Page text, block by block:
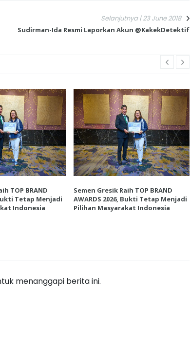
Selanjutnya | 23 June 2018
Sudirman-Ida Resmi Laporkan Akun @KakekDetektif
TOP BRAND
Tetap Menjadi
Indonesia
Semen Gresik Raih TOP BRAND
AWARDS 2026, Bukti Tetap Menjadi
Pilihan Masyarakat Indonesia
menanggapi berita ini.
INI CARA UMAT KRISTIANI SALATIGA
JAGA KERUKUNAN SAMBUT NATAL